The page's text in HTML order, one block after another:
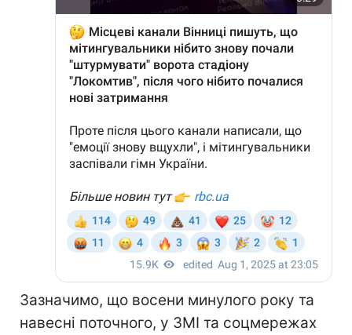
Зазначимо, що восени минулого року та
навесні поточного, у ЗМІ та соцмережах